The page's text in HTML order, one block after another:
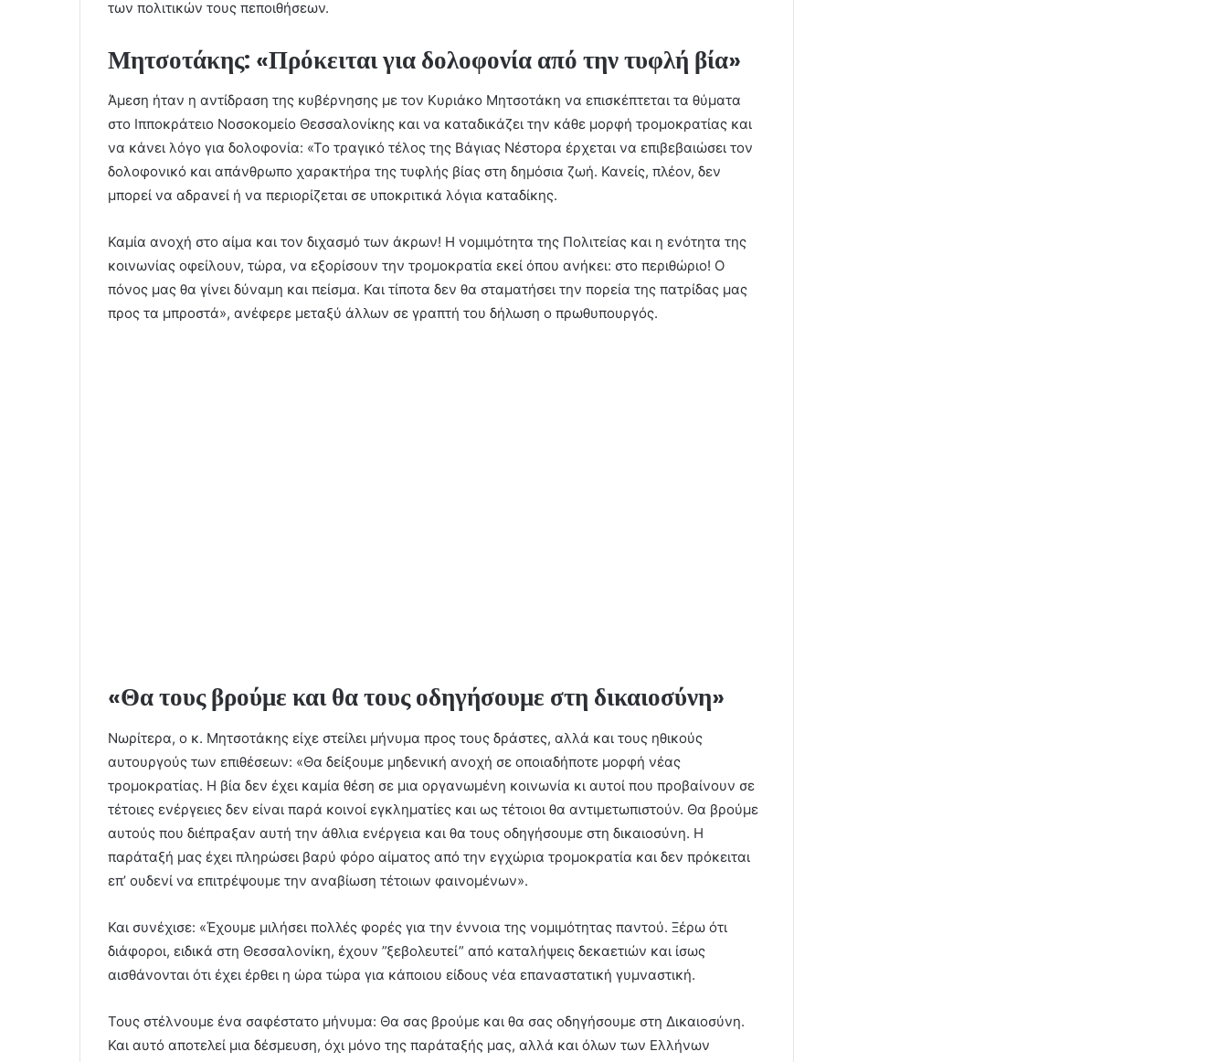
των πολιτικών τους πεποιθήσεων.
Μητσοτάκης: «Πρόκειται για δολοφονία από την τυφλή βία»
Άμεση ήταν η αντίδραση της κυβέρνησης με τον Κυριάκο Μητσοτάκη να επισκέπτεται τα θύματα
στο Ιπποκράτειο Νοσοκομείο Θεσσαλονίκης και να καταδικάζει την κάθε μορφή τρομοκρατίας και
να κάνει λόγο για δολοφονία: «Το τραγικό τέλος της Βάγιας Νέστορα έρχεται να επιβεβαιώσει τον
δολοφονικό και απάνθρωπο χαρακτήρα της τυφλής βίας στη δημόσια ζωή. Κανείς, πλέον, δεν
μπορεί να αδρανεί ή να περιορίζεται σε υποκριτικά λόγια καταδίκης.
Καμία ανοχή στο αίμα και τον διχασμό των άκρων! Η νομιμότητα της Πολιτείας και η ενότητα της
κοινωνίας οφείλουν, τώρα, να εξορίσουν την τρομοκρατία εκεί όπου ανήκει: στο περιθώριο! Ο
πόνος μας θα γίνει δύναμη και πείσμα. Και τίποτα δεν θα σταματήσει την πορεία της πατρίδας μας
προς τα μπροστά», ανέφερε μεταξύ άλλων σε γραπτή του δήλωση ο πρωθυπουργός.
«Θα τους βρούμε και θα τους οδηγήσουμε στη δικαιοσύνη»
Νωρίτερα, ο κ. Μητσοτάκης είχε στείλει μήνυμα προς τους δράστες, αλλά και τους ηθικούς
αυτουργούς των επιθέσεων: «Θα δείξουμε μηδενική ανοχή σε οποιαδήποτε μορφή νέας
τρομοκρατίας. Η βία δεν έχει καμία θέση σε μια οργανωμένη κοινωνία κι αυτοί που προβαίνουν σε
τέτοιες ενέργειες δεν είναι παρά κοινοί εγκληματίες και ως τέτοιοι θα αντιμετωπιστούν. Θα βρούμε
αυτούς που διέπραξαν αυτή την άθλια ενέργεια και θα τους οδηγήσουμε στη δικαιοσύνη. Η
παράταξή μας έχει πληρώσει βαρύ φόρο αίματος από την εγχώρια τρομοκρατία και δεν πρόκειται
επ’ ουδενί να επιτρέψουμε την αναβίωση τέτοιων φαινομένων».
Και συνέχισε: «Έχουμε μιλήσει πολλές φορές για την έννοια της νομιμότητας παντού. Ξέρω ότι
διάφοροι, ειδικά στη Θεσσαλονίκη, έχουν ”ξεβολευτεί” από καταλήψεις δεκαετιών και ίσως
αισθάνονται ότι έχει έρθει η ώρα τώρα για κάποιου είδους νέα επαναστατική γυμναστική.
Τους στέλνουμε ένα σαφέστατο μήνυμα: Θα σας βρούμε και θα σας οδηγήσουμε στη Δικαιοσύνη.
Και αυτό αποτελεί μια δέσμευση, όχι μόνο της παράταξής μας, αλλά και όλων των Ελλήνων